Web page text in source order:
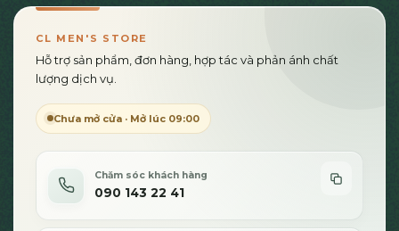
CL MEN'S STORE
Hỗ trợ sản phẩm, đơn hàng, hợp tác và phản ánh chất
lượng dịch vụ.
Chưa mở cửa · Mở lúc 09:00
Chăm sóc khách hàng
090 143 22 41